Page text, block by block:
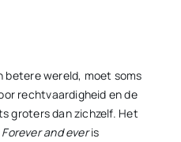
betere wereld, moet soms
rechtvaardigheid en de
groters dan zichzelf. Het
and everis